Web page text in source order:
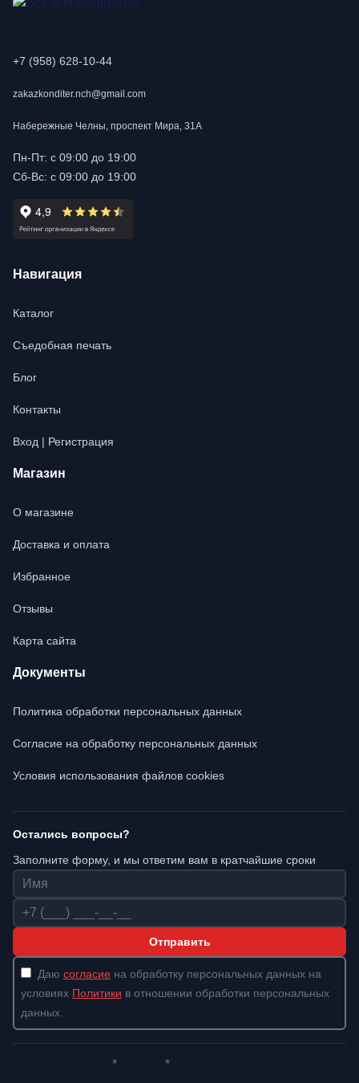
+7 (958) 628-10-44
zakazkonditer.nch@gmail.com
Набережные Челны, проспект Мира, 31А
Пн-Пт: с 09:00 до 19:00
Сб-Вс: с 09:00 до 19:00
Навигация
Каталог
Съедобная печать
Блог
Контакты
Вход | Регистрация
Магазин
О магазине
Доставка и оплата
Избранное
Отзывы
Карта сайта
Документы
Политика обработки персональных данных
Согласие на обработку персональных данных
Условия использования файлов cookies
Остались вопросы?
Заполните форму, и мы ответим вам в кратчайшие сроки
Имя
Телефон
Отправить
Даю согласие на обработку персональных данных на
условиях Политики в отношении обработки персональных
данных.
* *